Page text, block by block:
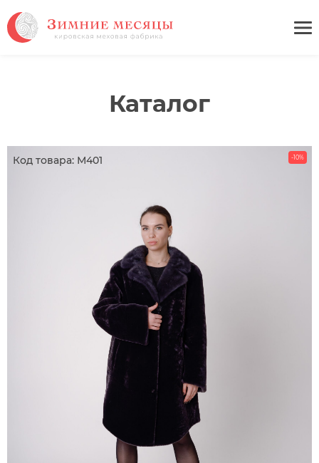
Каталог
Код товара: М401 -10%